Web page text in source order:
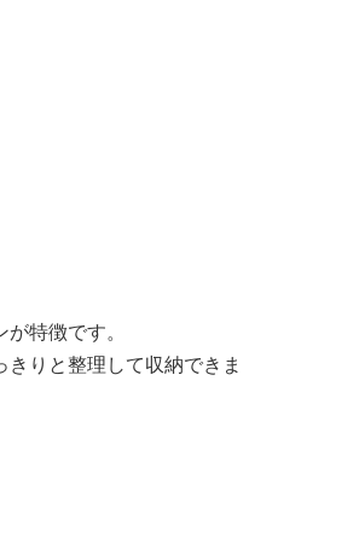
特徴です。
りと整理して収納できま